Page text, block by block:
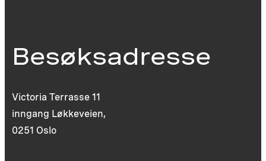
Besøksadresse
Victoria Terrasse 11
inngang Løkkeveien,
0251 Oslo